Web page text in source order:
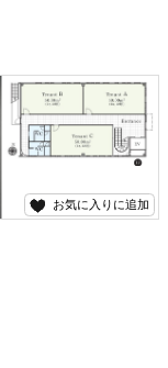
お気に入りに追加